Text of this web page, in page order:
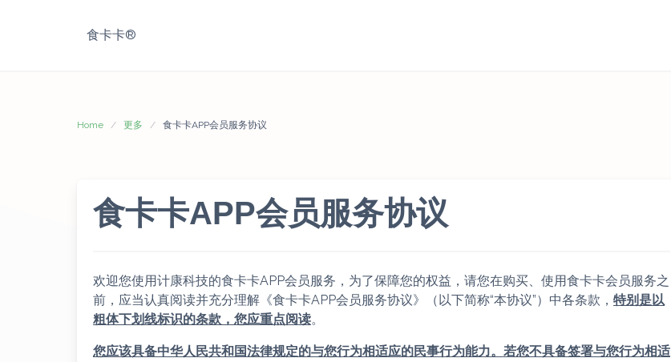
食卡卡®
Home 更多 食卡卡APP会员服务协议
食卡卡APP会员服务协议
欢迎您使用计康科技的食卡卡APP会员服务，为了保障您的权益，请您在购买、使用食卡卡会员服务之
前，应当认真阅读并充分理解《食卡卡APP会员服务协议》（以下简称“本协议”）中各条款， 特别是以
粗体下划线标识的条款，您应重点阅读。
您应该具备中华人民共和国法律规定的与您行为相适应的民事行为能力。若您不具备签署与您行为相适